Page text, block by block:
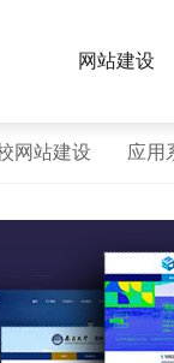
网站建设
网站建设 应用